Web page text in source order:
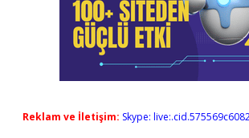
Reklam ve İletişim: Skype: